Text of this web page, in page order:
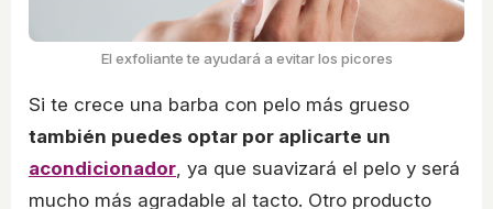
El exfoliante te ayudará a evitar los picores
Si te crece una barba con pelo más grueso
también puedes optar por aplicarte un
acondicionador , ya que suavizará el pelo y será
mucho más agradable al tacto. Otro producto